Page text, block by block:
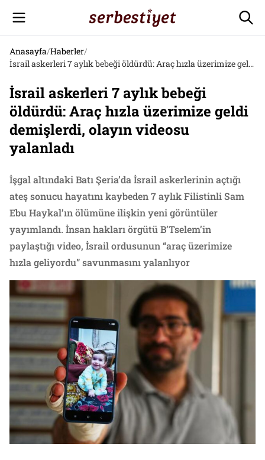
Anasayfa/Haberler/
İsrail askerleri 7 aylık bebeği öldürdü: Araç hızla üzerimize geldi demişlerdi, olayın videosu yalanladı
İsrail askerleri 7 aylık bebeği
öldürdü: Araç hızla üzerimize geldi
demişlerdi, olayın videosu
yalanladı
İşgal altındaki Batı Şeria’da İsrail askerlerinin açtığı
ateş sonucu hayatını kaybeden 7 aylık Filistinli Sam
Ebu Haykal’ın ölümüne ilişkin yeni görüntüler
yayımlandı. İnsan hakları örgütü B’Tselem’in
paylaştığı video, İsrail ordusunun “araç üzerimize
hızla geliyordu” savunmasını yalanlıyor